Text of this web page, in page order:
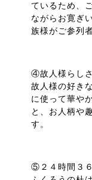
ているため、
ながらお寛ぎ
族様がご参列
④故人様らし
故人様の好き
に使って華や
と、お人柄や
す。
⑤２４時間３